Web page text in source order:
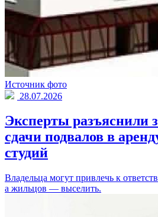
Источник фото
28.07.2026
Эксперты разъяснили
сдачи подвалов в
студий
Владельца могут привлечь к
а жильцов — выселить.